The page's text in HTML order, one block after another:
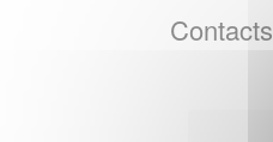
Contacts